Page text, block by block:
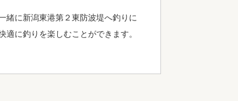
緒に新潟東港第２東防波堤へ釣りに
に釣りを楽しむことができます。